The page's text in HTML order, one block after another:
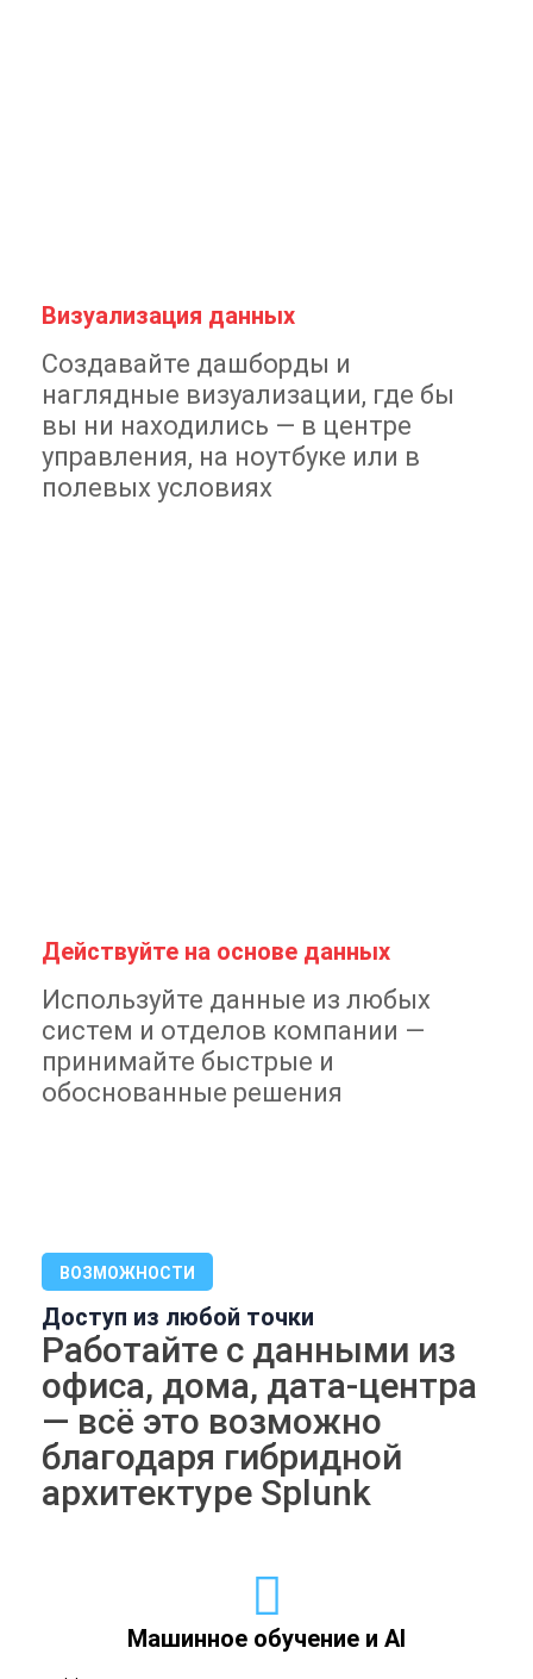
Визуализация данных
Создавайте дашборды и
наглядные визуализации, где бы
вы ни находились — в центре
управления, на ноутбуке или в
полевых условиях
Действуйте на основе данных
Используйте данные из любых
систем и отделов компании —
принимайте быстрые и
обоснованные решения
ВОЗМОЖНОСТИ
Доступ из любой точки
Работайте с данными из
офиса, дома, дата-центра
— всё это возможно
благодаря гибридной
архитектуре Splunk
Машинное обучение и AI